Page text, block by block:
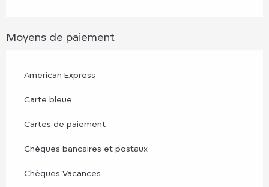
Moyens de paiement
American Express
Carte bleue
Cartes de paiement
Chèques bancaires et postaux
Chèques Vacances